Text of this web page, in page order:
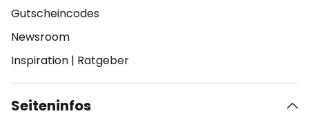
Gutscheincodes
Newsroom
Inspiration | Ratgeber
Seiteninfos